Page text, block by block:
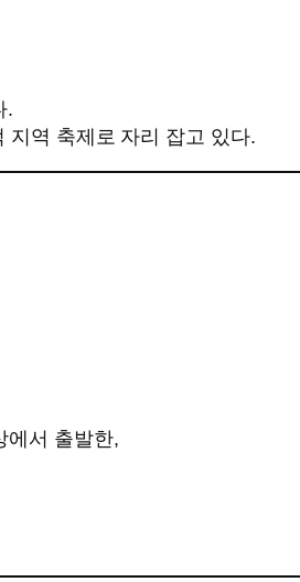
.
지역 축제로 자리 잡고 있다.
에서 출발한,